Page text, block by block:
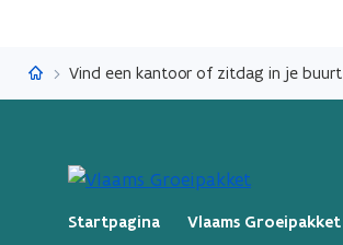
Vlaams Groeipakket
Vind een kantoor of zitdag in je buurt
Startpagina
Vlaams Groeipakket